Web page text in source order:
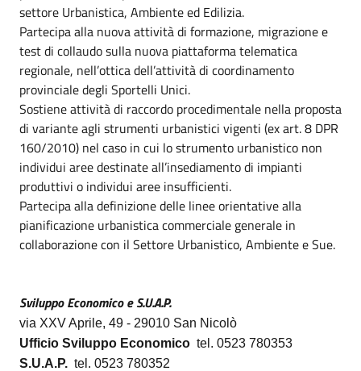
settore Urbanistica, Ambiente ed Edilizia.
Partecipa alla nuova attività di formazione, migrazione e
test di collaudo sulla nuova piattaforma telematica
regionale, nell’ottica dell’attività di coordinamento
provinciale degli Sportelli Unici.
Sostiene attività di raccordo procedimentale nella proposta
di variante agli strumenti urbanistici vigenti (ex art. 8 DPR
160/2010) nel caso in cui lo strumento urbanistico non
individui aree destinate all’insediamento di impianti
produttivi o individui aree insufficienti.
Partecipa alla definizione delle linee orientative alla
pianificazione urbanistica commerciale generale in
collaborazione con il Settore Urbanistico, Ambiente e Sue.
Sviluppo Economico e S.U.A.P.
via XXV Aprile, 49 - 29010 San Nicolò
Ufficio Sviluppo Economico tel. 0523 780353
S.U.A.P. tel. 0523 780352